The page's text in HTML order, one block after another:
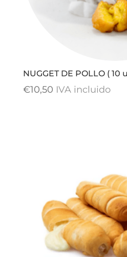
NUGGET DE POLLO ( 10
€10,50 IVA incluido